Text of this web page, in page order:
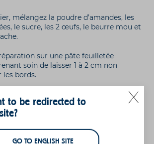
mélangez la poudre d’amandes, les
le sucre, les 2 œufs, le beurre mou et
sur une pâte feuilletée
soin de laisser 1 à 2 cm non
les bords.
et placez par dessus la deuxième pâte
to be redirected to
GO TO ENGLISH SITE